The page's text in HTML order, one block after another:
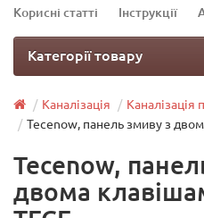
Корисні статті
Інструкції
Категорії товару
Каналізація
Tecenow, панель змиву з
Tecenow,
двома